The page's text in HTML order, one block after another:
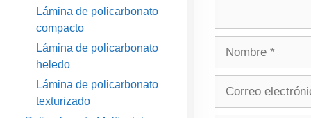
Lámina de policarbonato
compacto
Lámina de policarbonato
heledo
Lámina de policarbonato
texturizado